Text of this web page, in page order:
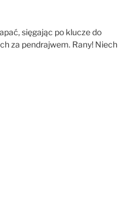
sięgając po klucze do
za pendrajwem. Rany! Niech